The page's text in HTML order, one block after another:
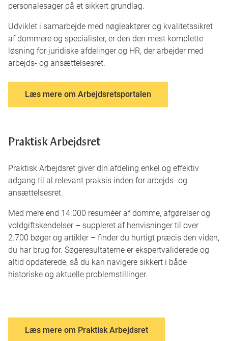
personalesager på et sikkert grundlag.
Udviklet i samarbejde med nøgleaktører og kvalitetssikret
af dommere og specialister, er den den mest komplette
løsning for juridiske afdelinger og HR, der arbejder med
arbejds- og ansættelsesret.
Læs mere om Arbejdsretsportalen
Praktisk Arbejdsret
Praktisk Arbejdsret giver din afdeling enkel og effektiv
adgang til al relevant praksis inden for arbejds- og
ansættelsesret.
Med mere end 14.000 resuméer af domme, afgørelser og
voldgiftskendelser – suppleret af henvisninger til over
2.700 bøger og artikler – finder du hurtigt præcis den viden,
du har brug for. Søgeresultaterne er ekspertvaliderede og
altid opdaterede, så du kan navigere sikkert i både
historiske og aktuelle problemstillinger.
Læs mere om Praktisk Arbejdsret